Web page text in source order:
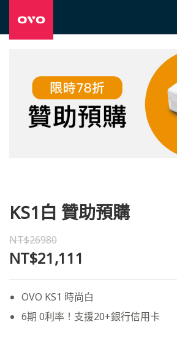
KS1白 贊助預購
NT$26980
NT$21,111
OVO KS1 時尚白
6期 0利率！支援20+銀行信用卡